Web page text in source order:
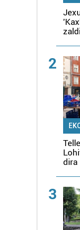
2
dira
3